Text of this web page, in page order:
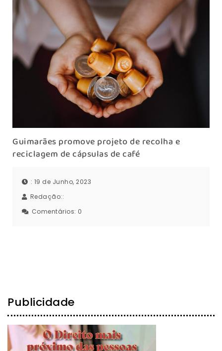
Guimarães promove projeto de recolha e
reciclagem de cápsulas de café
: 19 de Junho, 2023
Redação::
Comentários: 0
Publicidade